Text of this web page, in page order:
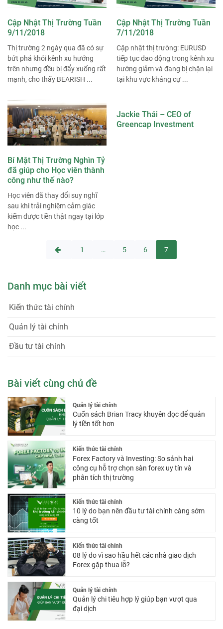
Cập Nhật Thị Trường Tuần
9/11/2018
Thị trường 2 ngày qua đã có sự
bứt phá khỏi kênh xu hướng
trên nhưng đều bị đẩy xuống rất
mạnh, cho thấy BEARISH ...
Cập Nhật Thị Trường Tuần
7/11/2018
Cập nhật thị trường: EURUSD
tiếp tục dao động trong kênh xu
hướng giảm và đang bị chặn lại
tại khu vực kháng cự ...
Bí Mật Thị Trường Nghìn Tỷ
đã giúp cho Học viên thành
công như thế nào?
Học viên đã thay đổi suy nghĩ
sau khi trải nghiệm cảm giác
kiếm được tiền thật ngay tại lớp
học ...
Jackie Thái – CEO of
Greencap Investment
1 … 5 6 7
Danh mục bài viết
Kiến thức tài chính
Quản lý tài chính
Đầu tư tài chính
Bài viết cùng chủ đề
Quản lý tài chính
Cuốn sách Brian Tracy khuyên đọc để quản
lý tiền tốt hơn
Kiến thức tài chính
Forex Factory và Investing: So sánh hai
công cụ hỗ trợ chọn sàn forex uy tín và
phân tích thị trường
Kiến thức tài chính
10 lý do bạn nên đầu tư tài chính càng sớm
càng tốt
Kiến thức tài chính
08 lý do vì sao hầu hết các nhà giao dịch
Forex gặp thua lỗ?
Quản lý tài chính
Quản lý chi tiêu hợp lý giúp bạn vượt qua
đại dịch